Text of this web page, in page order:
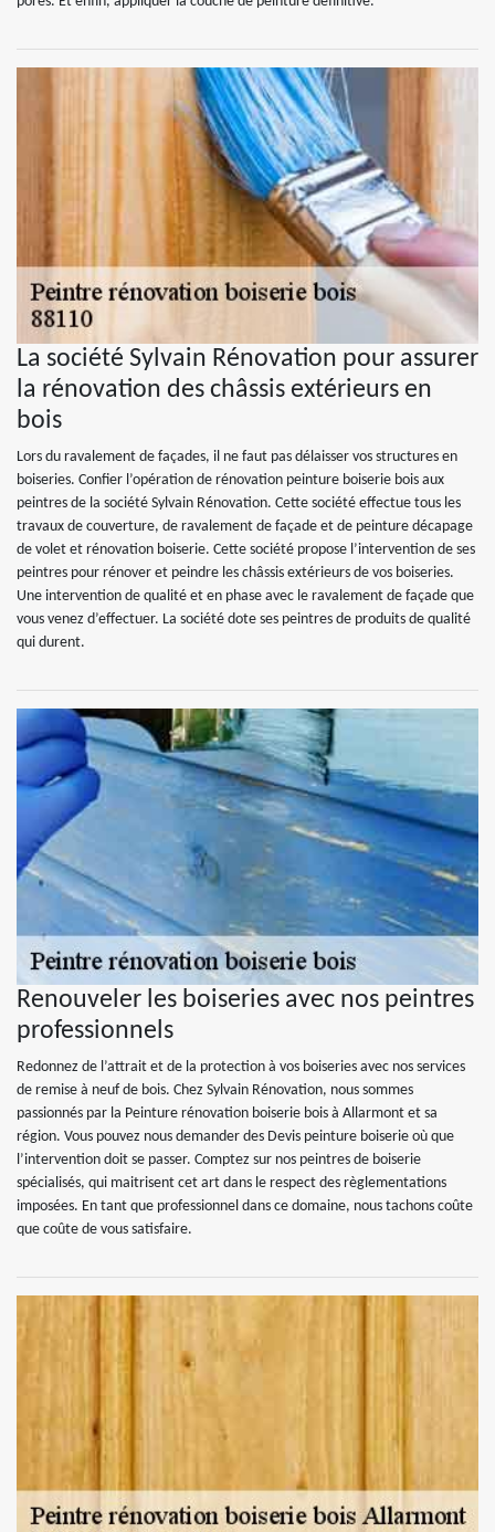
La société Sylvain Rénovation pour assurer
la rénovation des châssis extérieurs en
bois
Lors du ravalement de façades, il ne faut pas délaisser vos structures en
boiseries. Confier l’opération de rénovation peinture boiserie bois aux
peintres de la société Sylvain Rénovation. Cette société effectue tous les
travaux de couverture, de ravalement de façade et de peinture décapage
de volet et rénovation boiserie. Cette société propose l’intervention de ses
peintres pour rénover et peindre les châssis extérieurs de vos boiseries.
Une intervention de qualité et en phase avec le ravalement de façade que
vous venez d’effectuer. La société dote ses peintres de produits de qualité
qui durent.
Renouveler les boiseries avec nos peintres
professionnels
Redonnez de l’attrait et de la protection à vos boiseries avec nos services
de remise à neuf de bois. Chez Sylvain Rénovation, nous sommes
passionnés par la Peinture rénovation boiserie bois à Allarmont et sa
région. Vous pouvez nous demander des Devis peinture boiserie où que
l’intervention doit se passer. Comptez sur nos peintres de boiserie
spécialisés, qui maitrisent cet art dans le respect des règlementations
imposées. En tant que professionnel dans ce domaine, nous tachons coûte
que coûte de vous satisfaire.